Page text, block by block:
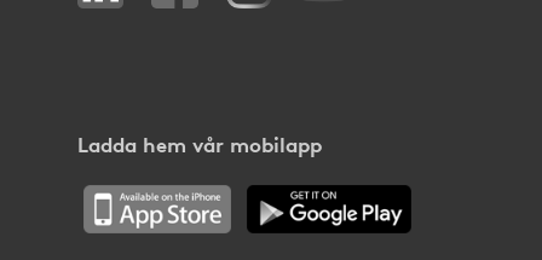
Ladda hem vår mobilapp